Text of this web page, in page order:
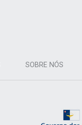
SOBRE NÓS